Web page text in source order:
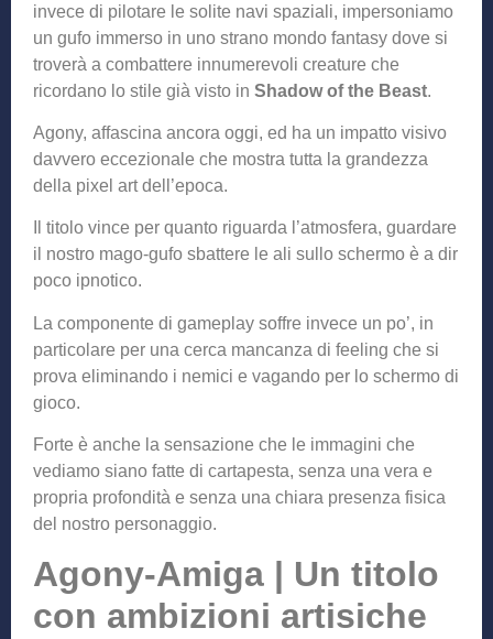
invece di pilotare le solite navi spaziali, impersoniamo
un gufo immerso in uno strano mondo fantasy dove si
troverà a combattere innumerevoli creature che
ricordano lo stile già visto in Shadow of the Beast.
Agony, affascina ancora oggi, ed ha un impatto visivo
davvero eccezionale che mostra tutta la grandezza
della pixel art dell’epoca.
Il titolo vince per quanto riguarda l’atmosfera, guardare
il nostro mago-gufo sbattere le ali sullo schermo è a dir
poco ipnotico.
La componente di gameplay soffre invece un po’, in
particolare per una cerca mancanza di feeling che si
prova eliminando i nemici e vagando per lo schermo di
gioco.
Forte è anche la sensazione che le immagini che
vediamo siano fatte di cartapesta, senza una vera e
propria profondità e senza una chiara presenza fisica
del nostro personaggio.
Agony-Amiga | Un titolo
con ambizioni artisiche